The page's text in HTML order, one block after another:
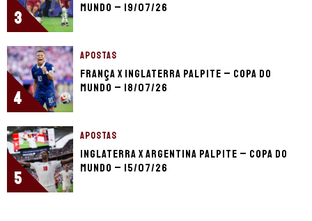
3
Mundo – 19/07/26
4
APOSTAS
França x Inglaterra palpite – Copa do
Mundo – 18/07/26
5
APOSTAS
Inglaterra x Argentina palpite – Copa do
Mundo – 15/07/26